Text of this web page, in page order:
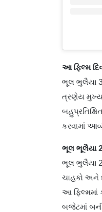
આ ફિલ્મ
ભૂલ ભુલૈયા
ત્રણેય મુખ્ય
કરવામાં
ભૂલ ભૂલૈયા 2
ભૂલ ભુલૈયા 2
ચાહકો અને
આ ફિલ્મમાં
બજેટમાં